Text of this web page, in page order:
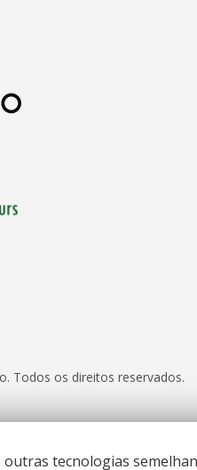
Todos os direitos reservados.
tecnologias